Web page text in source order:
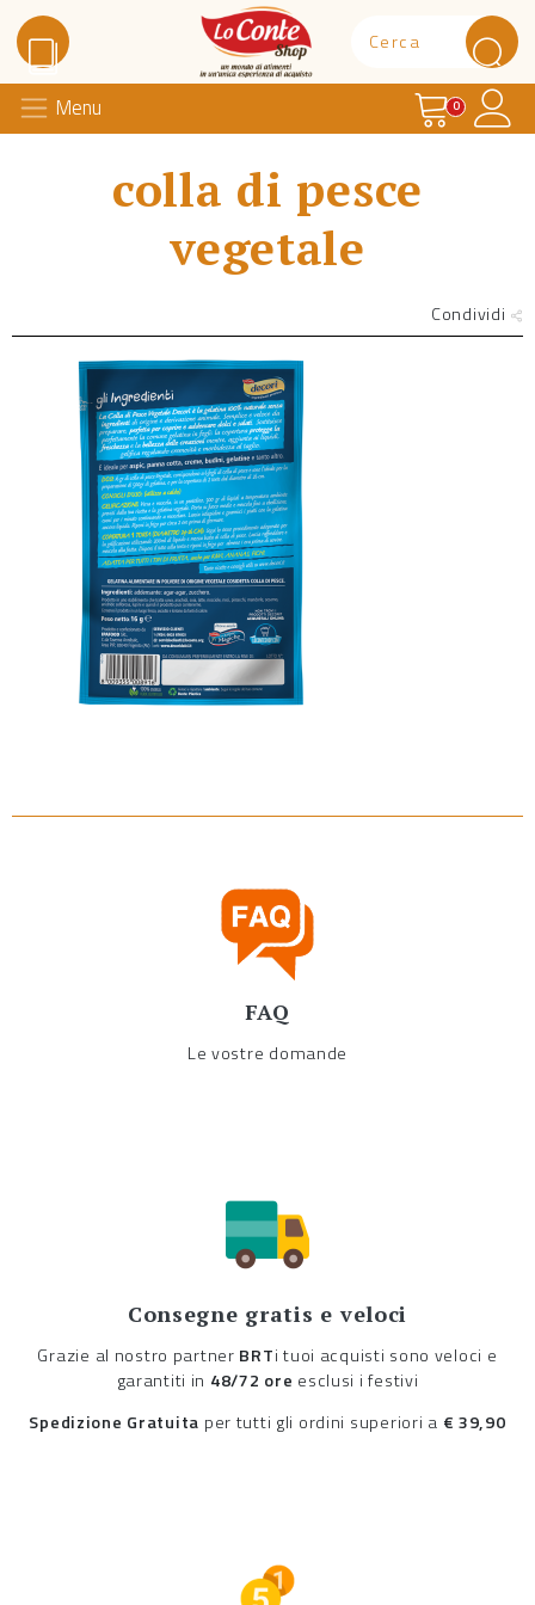
Lo Conte Shop
Menu Carrello
0
colla di pesce
vegetale
Condividi
FAQ
Le vostre domande
Consegne gratis e veloci
Grazie al nostro partner BRTi tuoi acquisti sono veloci e
garantiti in 48/72 ore esclusi i festivi
Spedizione Gratuita per tutti gli ordini superiori a € 39,90